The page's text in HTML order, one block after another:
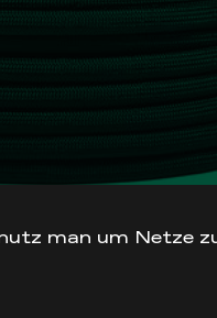
man um Netze